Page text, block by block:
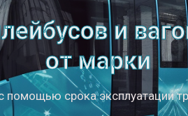
и
от марки
помощью срока эксплуатации